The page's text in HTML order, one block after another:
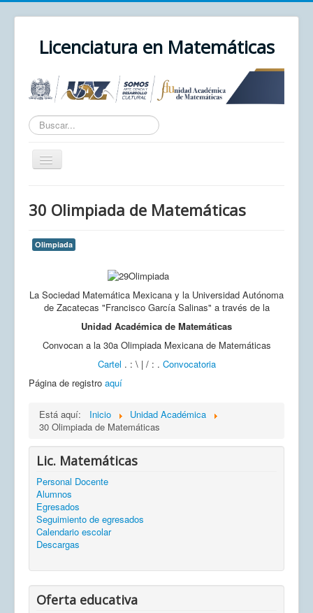
Licenciatura en Matemáticas
Texto
a
buscar...
Cambiar
navegación
Unidad Académica
UAZ
Correo
30 Olimpiada de Matemáticas
Olimpiada
La Sociedad Matemática Mexicana y la Universidad Autónoma
de Zacatecas "Francisco García Salinas" a través de la
Unidad Académica de Matemáticas
Convocan a la 30a Olimpiada Mexicana de Matemáticas
Cartel . : \ | / : . Convocatoria
Página de registro aquí
Está aquí: Inicio
Unidad Académica
30 Olimpiada de Matemáticas
Lic. Matemáticas
Personal Docente
Alumnos
Egresados
Seguimiento de egresados
Calendario escolar
Descargas
Oferta educativa